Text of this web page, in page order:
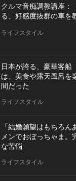
クルマ音痴調教講座：
る、好感度抜群の車を
ライフスタイル
日本が誇る、豪華客
は、美食や露天風呂を
間だった
ライフスタイル
「結婚願望はもちろ
メンでおぼっちゃま。
な苦悩
ライフスタイル